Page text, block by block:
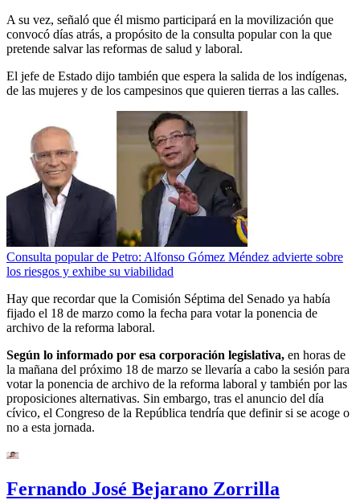
A su vez, señaló que él mismo participará en la movilización que
convocó días atrás, a propósito de la consulta popular con la que
pretende salvar las reformas de salud y laboral.
El jefe de Estado dijo también que espera la salida de los indígenas,
de las mujeres y de los campesinos que quieren tierras a las calles.
Consulta popular de Petro: Alfonso Gómez Méndez advierte sobre
los riesgos y exhibe su viabilidad
Hay que recordar que la Comisión Séptima del Senado ya había
fijado el 18 de marzo como la fecha para votar la ponencia de
archivo de la reforma laboral.
Según lo informado por esa corporación legislativa, en horas de
la mañana del próximo 18 de marzo se llevaría a cabo la sesión para
votar la ponencia de archivo de la reforma laboral y también por las
proposiciones alternativas. Sin embargo, tras el anuncio del día
cívico, el Congreso de la República tendría que definir si se acoge o
no a esta jornada.
Fernando José Bejarano Zorrilla